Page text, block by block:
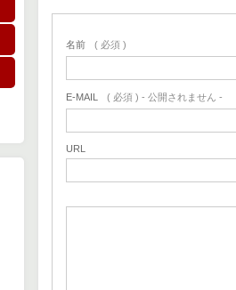
名前 ( 必須 )
E-MAIL ( 必須 ) - 公開されません -
URL